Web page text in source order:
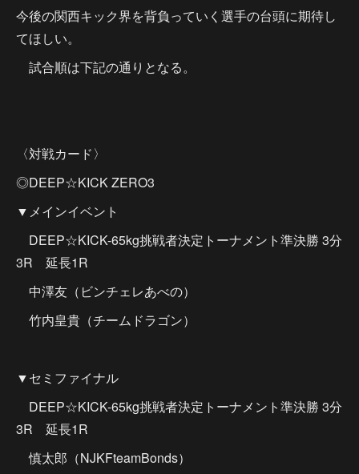
今後の関西キック界を背負っていく選手の台頭に期待し
てほしい。
試合順は下記の通りとなる。
〈対戦カード〉
◎DEEP☆KICK ZERO3
▼メインイベント
DEEP☆KICK-65kg挑戦者決定トーナメント準決勝 3分
3R 延長1R
中澤友（ビンチェレあべの）
竹内皇貴（チームドラゴン）
▼セミファイナル
DEEP☆KICK-65kg挑戦者決定トーナメント準決勝 3分
3R 延長1R
慎太郎（NJKFteamBonds）